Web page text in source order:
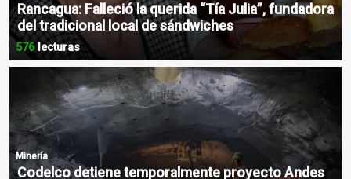
Rancagua: Falleció la querida “Tía Julia”, fundadora
del tradicional local de sándwiches
576lecturas
Minería
Codelco detiene temporalmente proyecto Andes